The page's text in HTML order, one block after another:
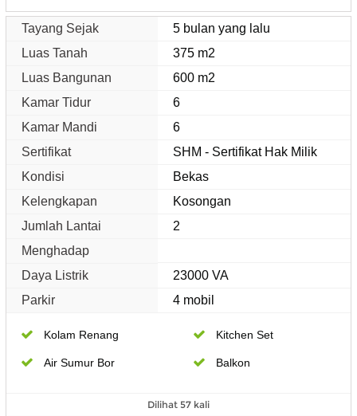
Tayang Sejak
5 bulan yang lalu
Luas Tanah
375 m2
Luas Bangunan
600 m2
Kamar Tidur
6
Kamar Mandi
6
Sertifikat
SHM - Sertifikat Hak Milik
Kondisi
Bekas
Kelengkapan
Kosongan
Jumlah Lantai
2
Menghadap
Daya Listrik
23000 VA
Parkir
4 mobil
Kolam Renang Kitchen Set
Air Sumur Bor Balkon
Dilihat 57 kali